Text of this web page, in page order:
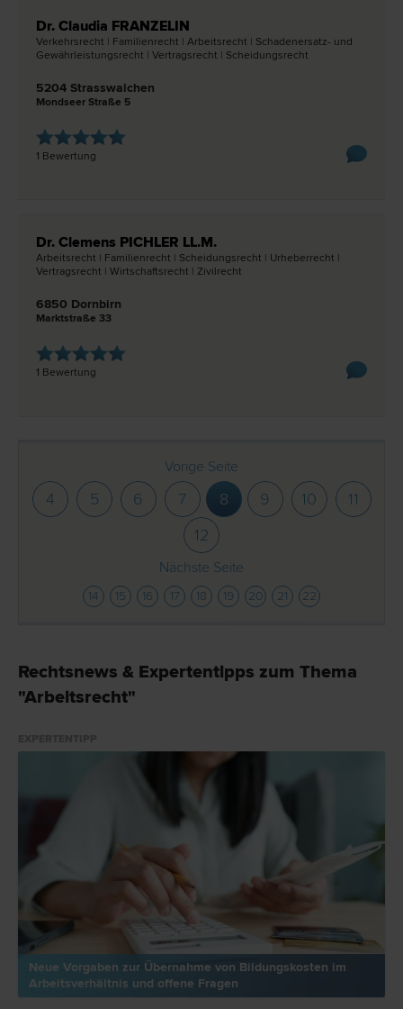
Dr. Claudia FRANZELIN
Verkehrs­recht | Familien­recht | Arbeits­recht | Schadenersatz- und
Gewährleistungs­recht | Vertrags­recht | Scheidungs­recht
5204 Strasswalchen
Mondseer Straße 5
1 Bewertung
Dr. Clemens PICHLER LL.M.
Arbeits­recht | Familien­recht | Scheidungs­recht | Urheber­recht |
Vertrags­recht | Wirtschafts­recht | Zivil­recht
6850 Dornbirn
Marktstraße 33
1 Bewertung
Vorige Seite
4 5 6 7 8 9 10
11
12
Nächste Seite
14 15 16 17 18 19 20 21 22
Rechtsnews & Expertentipps zum Thema
"Arbeitsrecht"
Neue Vorgaben zur Übernahme von Bildungskosten im
Arbeitsverhältnis und offene Fragen